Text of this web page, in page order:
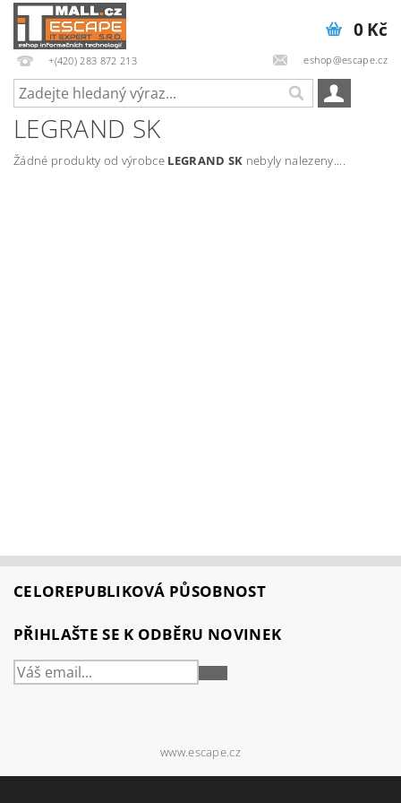
+(420) 283 872 213 eshop@escape.cz
0 Kč
LEGRAND SK
Žádné produkty od výrobce LEGRAND SK nebyly nalezeny....
CELOREPUBLIKOVÁ PŮSOBNOST
PŘIHLAŠTE SE K ODBĚRU NOVINEK
PŘIHLÁSIT
www.escape.cz